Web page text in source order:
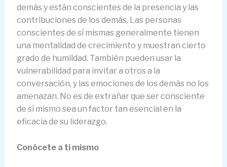
demás y están conscientes de la presencia y las
contribuciones de los demás. Las personas
conscientes de sí mismas generalmente tienen
una mentalidad de crecimiento y muestran cierto
grado de humildad. También pueden usar la
vulnerabilidad para invitar a otros a la
conversación, y las emociones de los demás no los
amenazan. No es de extrañar que ser consciente
de sí mismo sea un factor tan esencial en la
eficacia de su liderazgo.
Conócetea ti mismo